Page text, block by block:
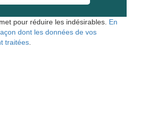
pour réduire les indésirables. En
dont les données de vos
traitées